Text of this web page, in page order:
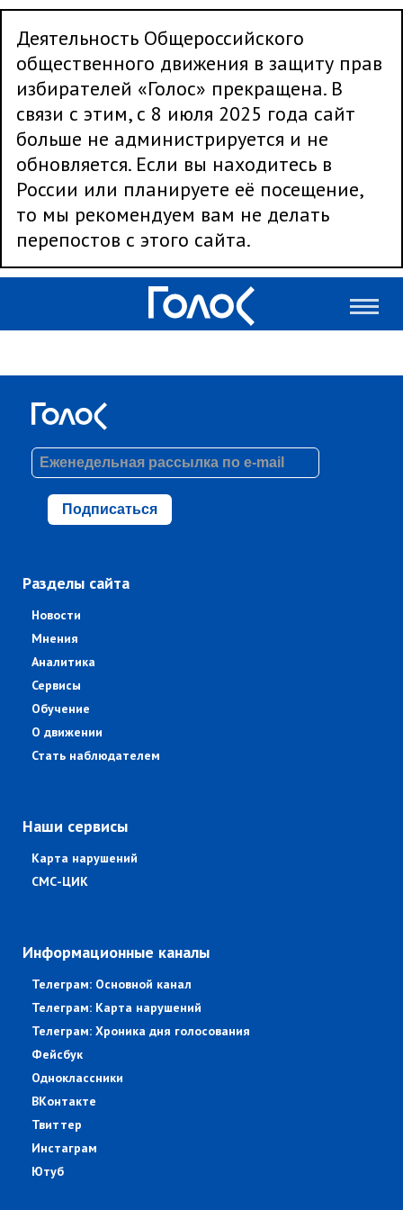
Деятельность Общероссийского
общественного движения в защиту прав
избирателей «Голос» прекращена. В
связи с этим, с 8 июля 2025 года сайт
больше не администрируется и не
обновляется. Если вы находитесь в
России или планируете её посещение,
то мы рекомендуем вам не делать
перепостов с этого сайта.
Подписаться
Разделы сайта
Новости
Мнения
Аналитика
Сервисы
Обучение
О движении
Стать наблюдателем
Наши сервисы
Карта нарушений
СМС-ЦИК
Информационные каналы
Телеграм: Основной канал
Телеграм: Карта нарушений
Телеграм: Хроника дня голосования
Фейсбук
Одноклассники
ВКонтакте
Твиттер
Инстаграм
Ютуб